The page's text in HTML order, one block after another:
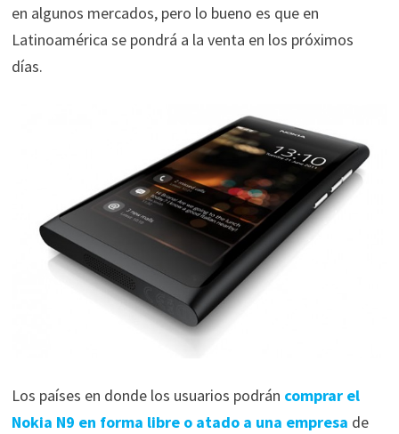
en algunos mercados, pero lo bueno es que en
Latinoamérica se pondrá a la venta en los próximos
días.
Los países en donde los usuarios podrán comprar el
Nokia N9 en forma libre o atado a una empresa de